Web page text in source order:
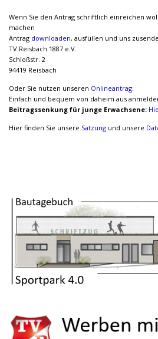
Wenn Sie den Antrag schriftlich einreichen
machen
Antrag downloaden, ausfüllen und uns
TV Reisbach 1887 e.V.
Schloßstr. 2
94419 Reisbach
Oder Sie nutzen unseren Onlineantrag.
Einfach und bequem von daheim aus
Beitragssenkung für junge Erwachsene:
Hier finden Sie unsere Satzung und unsere